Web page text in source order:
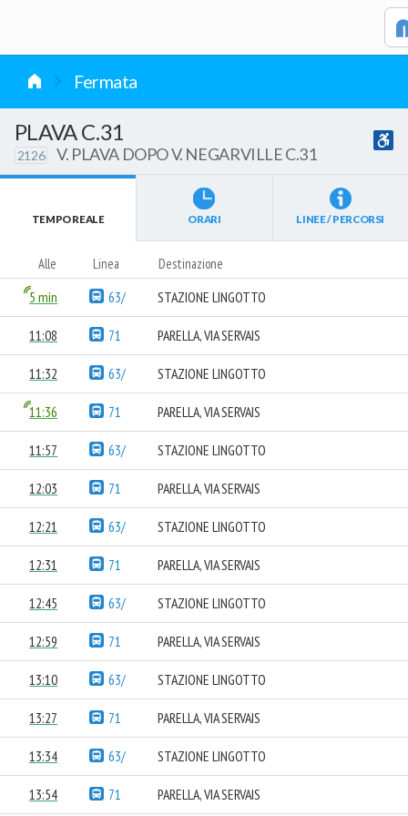
Fermata
PLAVA C.31
2126 V. PLAVA DOPO V. NEGARVILLE C.31
TEMPO REALE ORARI LINEE / PERCORSI
Alle Linea Destinazione
5 min 63/ STAZIONE LINGOTTO
11:08 71 PARELLA, VIA SERVAIS
11:32 63/ STAZIONE LINGOTTO
11:36 71 PARELLA, VIA SERVAIS
11:57 63/ STAZIONE LINGOTTO
12:03 71 PARELLA, VIA SERVAIS
12:21 63/ STAZIONE LINGOTTO
12:31 71 PARELLA, VIA SERVAIS
12:45 63/ STAZIONE LINGOTTO
12:59 71 PARELLA, VIA SERVAIS
13:10 63/ STAZIONE LINGOTTO
13:27 71 PARELLA, VIA SERVAIS
13:34 63/ STAZIONE LINGOTTO
13:54 71 PARELLA, VIA SERVAIS